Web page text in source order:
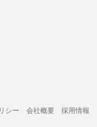
シー 会社概要 採用情報